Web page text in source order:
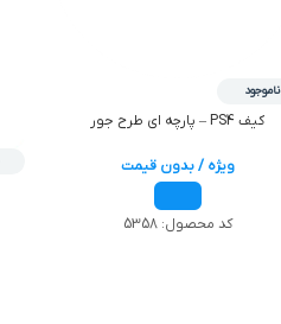
ناموجود
کیف PS4 – پارچه ای طرح جور
ویژه / بدون قیمت
کد محصول:5358